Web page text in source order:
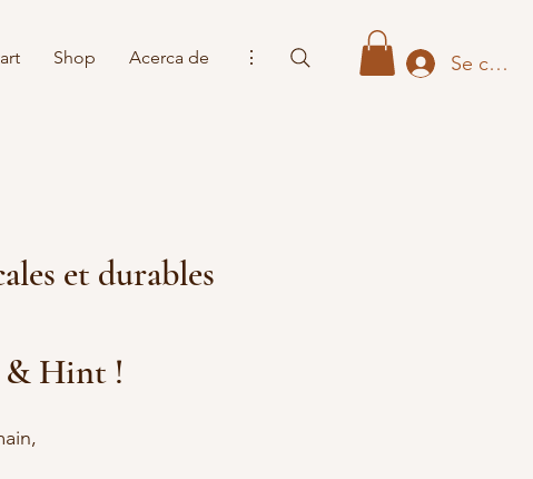
Shop Acerca de ⋮ Se
et durables
& Hint !